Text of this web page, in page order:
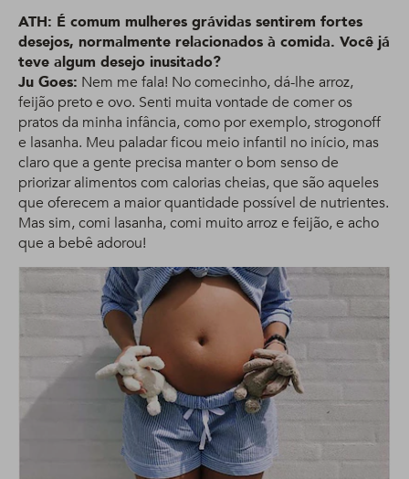
ATH: É comum mulheres grávidas sentirem fortes
desejos, normalmente relacionados à comida. Você já
teve algum desejo inusitado?
Ju Goes: Nem me fala! No comecinho, dá-lhe arroz,
feijão preto e ovo. Senti muita vontade de comer os
pratos da minha infância, como por exemplo, strogonoff
e lasanha. Meu paladar ficou meio infantil no início, mas
claro que a gente precisa manter o bom senso de
priorizar alimentos com calorias cheias, que são aqueles
que oferecem a maior quantidade possível de nutrientes.
Mas sim, comi lasanha, comi muito arroz e feijão, e acho
que a bebê adorou!